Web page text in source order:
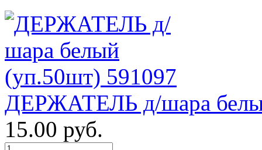
ДЕРЖАТЕЛЬ д/шара
15.00 руб.